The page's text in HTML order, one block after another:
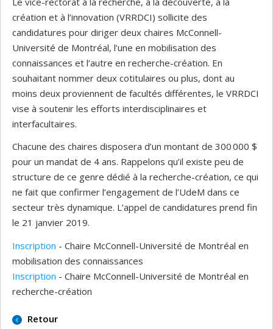
création et à l’innovation (VRRDCI) sollicite des
candidatures pour diriger deux chaires McConnell-
Université de Montréal, l’une en mobilisation des
connaissances et l’autre en recherche-création. En
souhaitant nommer deux cotitulaires ou plus, dont au
moins deux proviennent de facultés différentes, le VRRDCI
vise à soutenir les efforts interdisciplinaires et
interfacultaires.
Chacune des chaires disposera d’un montant de 300 000 $
pour un mandat de 4 ans. Rappelons qu’il existe peu de
structure de ce genre dédié à la recherche-création, ce qui
ne fait que confirmer l’engagement de l’UdeM dans ce
secteur très dynamique. L’appel de candidatures prend fin
le 21 janvier 2019.
Inscription - Chaire McConnell-Université de Montréal en
mobilisation des connaissances
Inscription - Chaire McConnell-Université de Montréal en
recherche-création
Retour